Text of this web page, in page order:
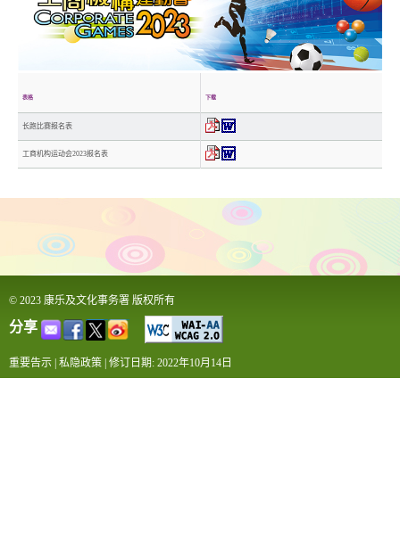
表格 下载
长跑比赛报名表
工商机构运动会2023报名表
© 2023 康乐及文化事务署 版权所有
分享
重要告示 | 私隐政策 | 修订日期: 2022年10月14日